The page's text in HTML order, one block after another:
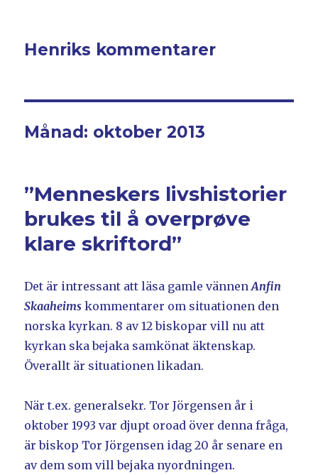
Henriks kommentarer
Månad: oktober 2013
”Menneskers livshistorier
brukes til å overprøve
klare skriftord”
Det är intressant att läsa gamle vännenAnfin
Skaaheims kommentarer om situationen den
norska kyrkan. 8 av 12 biskopar vill nu att
kyrkan ska bejaka samkönat äktenskap.
Överallt är situationen likadan.
När t.ex. generalsekr. Tor Jörgensen år i
oktober 1993 var djupt oroad över denna fråga,
är biskop Tor Jörgensen idag 20 år senare en
av dem som vill bejaka nyordningen.